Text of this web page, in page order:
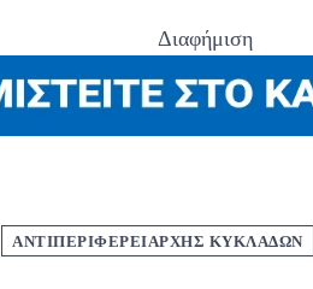
Διαφήμιση
ΑΝΤΙΠΕΡΙΦΕΡΕΙΑΡΧΗΣ ΚΥΚΛΑΔΩΝ